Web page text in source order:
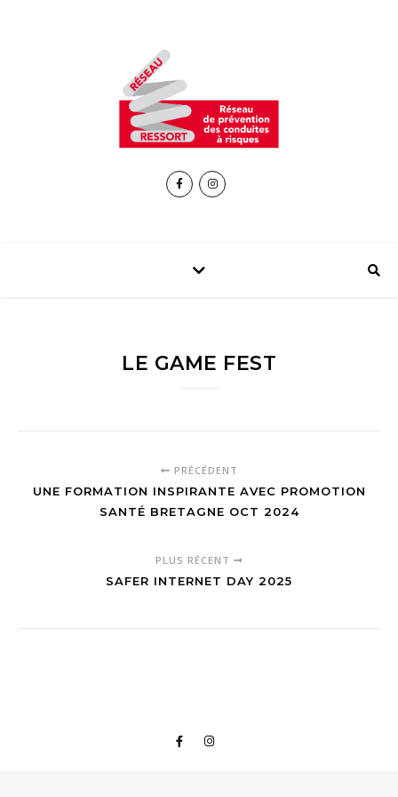
LE GAME FEST
PRÉCÉDENT
UNE FORMATION INSPIRANTE AVEC PROMOTION
SANTÉ BRETAGNE OCT 2024
PLUS RÉCENT
SAFER INTERNET DAY 2025